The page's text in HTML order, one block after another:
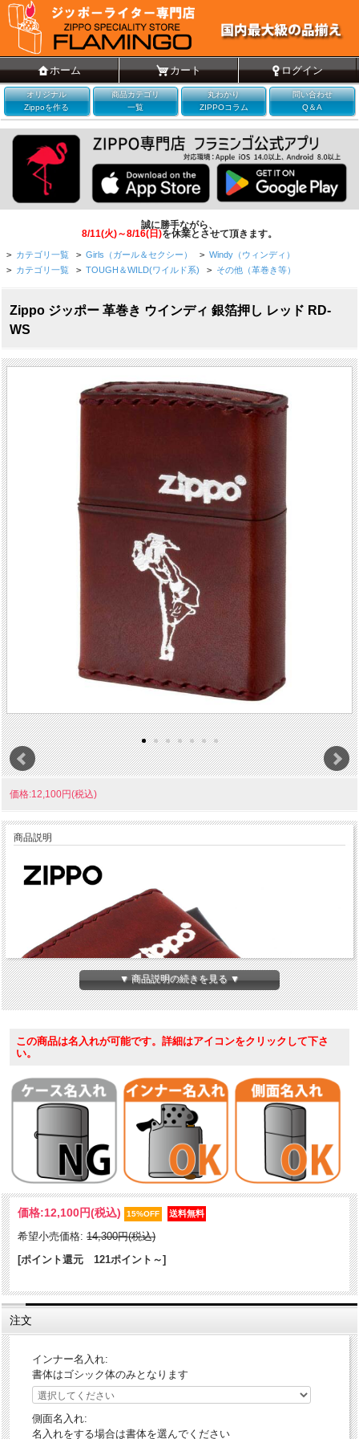
ホーム カート ログイン
オリジナル
Zippoを作る
商品カテゴリ
一覧
丸わかり
ZIPPOコラム
問い合わせ
Q＆A
誠に勝手ながら、
8/11(火)～8/16(日)を休業とさせて頂きます。
> カテゴリ一覧 > Girls（ガール＆セクシー） > Windy（ウィンディ）
> カテゴリ一覧 > TOUGH＆WILD(ワイルド系) > その他（革巻き等）
Zippo ジッポー 革巻き ウインディ 銀箔押し レッド RD-
WS
価格:12,100円(税込)
商品説明
革巻きにウインディを箔押ししたZIPPOです。1937年に初めて全米に
打ち出したZippoの広告に描かれた「風の中でタバコに火をつける女
性」が、Windy（ウインディ）です。それ以降ZIPPO社は、この美しい
女性のイラストが入った広告をたびたび有名雑誌に載せるようになり
ました。革製品は、使えば使うほど味わいが増します。シワやムラが
すので、予めご了承下さい。
ケース形状：レギュラー・ケース
加工表面処理：革巻き｜箔押し
▼ 商品説明の続きを見る ▼
この商品は名入れが可能です。詳細はアイコンをクリックして下さ
い。
価格:12,100円(税込) 15%OFF
希望小売価格: 14,300円(税込)
[ポイント還元 121ポイント～]
注文
インナー名入れ:
書体はゴシック体のみとなります
側面名入れ:
名入れをする場合は書体を選んでください